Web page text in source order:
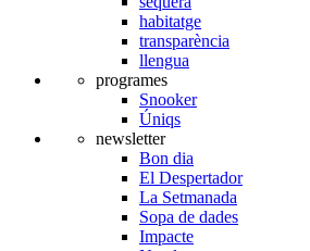
habitatge
transparència
llengua
programes
Snooker
Úniqs
newsletter
Bon dia
El Despertador
La Setmanada
Sopa de dades
Impacte